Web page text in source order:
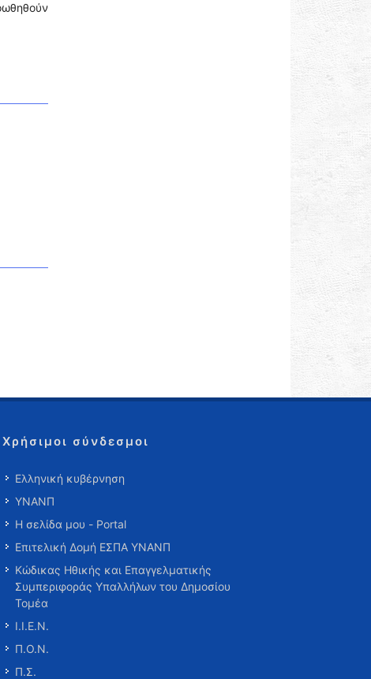
Χρήσιμοι σύνδεσμοι
Ελληνική κυβέρνηση
ΥΝΑΝΠ
Η σελίδα μου - Portal
Επιτελική Δομή ΕΣΠΑ ΥΝΑΝΠ
Κώδικας Ηθικής και Επαγγελματικής
Συμπεριφοράς Υπαλλήλων του Δημοσίου
Τομέα
Ι.Ι.Ε.Ν.
Π.Ο.Ν.
Π.Σ.